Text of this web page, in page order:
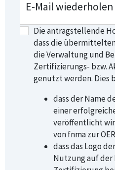
E-Mail wiederholen
Die antragstellende
dass die
die Verwaltung und
Zertifizierungs- bzw.
genutzt werden. Dies
dass der Name
einer
veröffentlicht
von fnma zur
dass das Logo
Nutzung auf der